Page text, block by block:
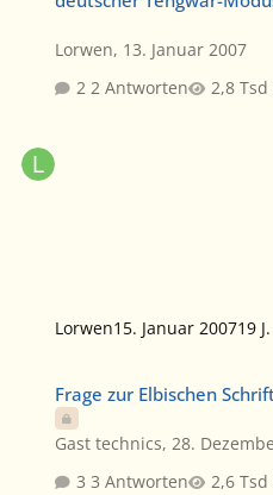
Lorwen, 13. Januar 2007
2 Antworten
Lorwen15. Januar 200719 J.
Frage zur Elbischen
Gast technics,28.
3 Antworten